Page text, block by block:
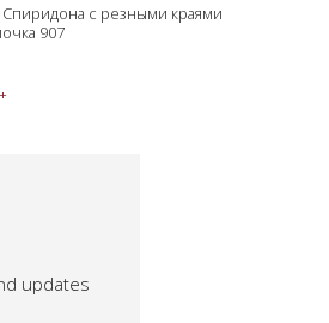
Спиридона с резными краями
907
updates